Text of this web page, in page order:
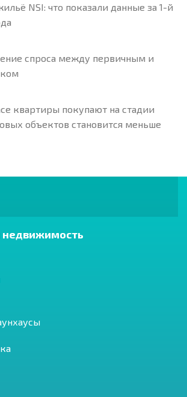
NSI: что показали данные за 1-й
спроса между первичным и
квартиры покупают на стадии
объектов становится меньше
недвижимость